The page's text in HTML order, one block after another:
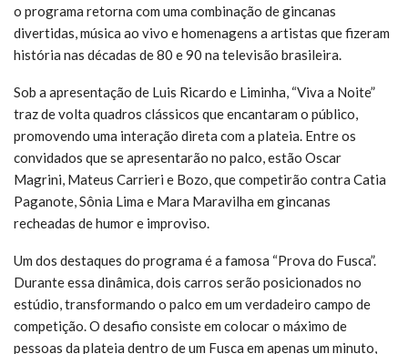
o programa retorna com uma combinação de gincanas
divertidas, música ao vivo e homenagens a artistas que fizeram
história nas décadas de 80 e 90 na televisão brasileira.
Sob a apresentação de Luis Ricardo e Liminha, “Viva a Noite”
traz de volta quadros clássicos que encantaram o público,
promovendo uma interação direta com a plateia. Entre os
convidados que se apresentarão no palco, estão Oscar
Magrini, Mateus Carrieri e Bozo, que competirão contra Catia
Paganote, Sônia Lima e Mara Maravilha em gincanas
recheadas de humor e improviso.
Um dos destaques do programa é a famosa “Prova do Fusca”.
Durante essa dinâmica, dois carros serão posicionados no
estúdio, transformando o palco em um verdadeiro campo de
competição. O desafio consiste em colocar o máximo de
pessoas da plateia dentro de um Fusca em apenas um minuto,